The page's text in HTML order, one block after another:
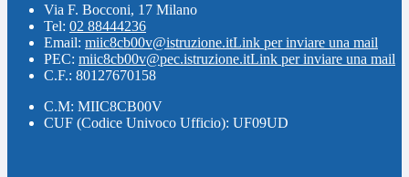
Via F. Bocconi, 17 Milano
Tel: 02 88444236
Email: miic8cb00v@istruzione.itLink per inviare una mail
PEC: miic8cb00v@pec.istruzione.itLink per inviare una mail
C.F.: 80127670158
C.M: MIIC8CB00V
CUF (Codice Univoco Ufficio): UF09UD